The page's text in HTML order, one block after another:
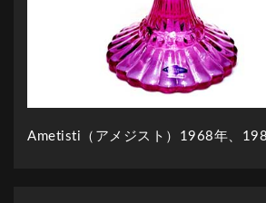
Ametisti（アメジスト）1968年、